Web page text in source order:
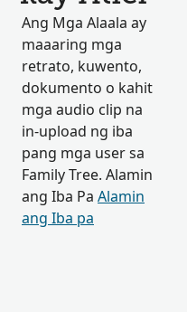
Ang Mga Alaala ay
maaaring mga
retrato, kuwento,
dokumento o kahit
mga audio clip na
in-upload ng iba
pang mga user sa
Family Tree. Alamin
ang Iba Pa Alamin
ang Iba pa